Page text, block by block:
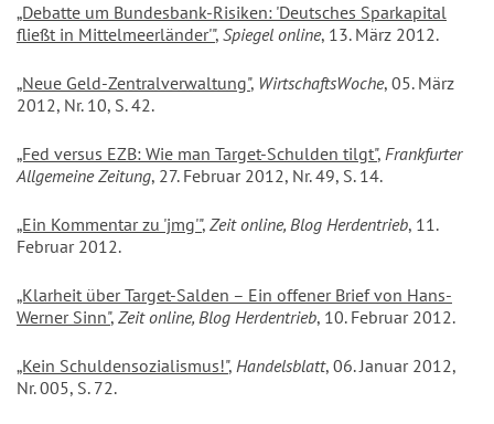
„Debatte um Bundesbank-Risiken: 'Deutsches Sparkapital
fließt in Mittelmeerländer'", Spiegel online, 13. März 2012.
„Neue Geld-Zentralverwaltung", WirtschaftsWoche, 05. März
2012, Nr. 10, S. 42.
„Fed versus EZB: Wie man Target-Schulden tilgt", Frankfurter
Allgemeine Zeitung, 27. Februar 2012, Nr. 49, S. 14.
„Ein Kommentar zu 'jmg'", Zeit online, Blog Herdentrieb, 11.
Februar 2012.
„Klarheit über Target-Salden – Ein offener Brief von Hans-
Werner Sinn", Zeit online, Blog Herdentrieb, 10. Februar 2012.
„Kein Schuldensozialismus!", Handelsblatt, 06. Januar 2012,
Nr. 005, S. 72.